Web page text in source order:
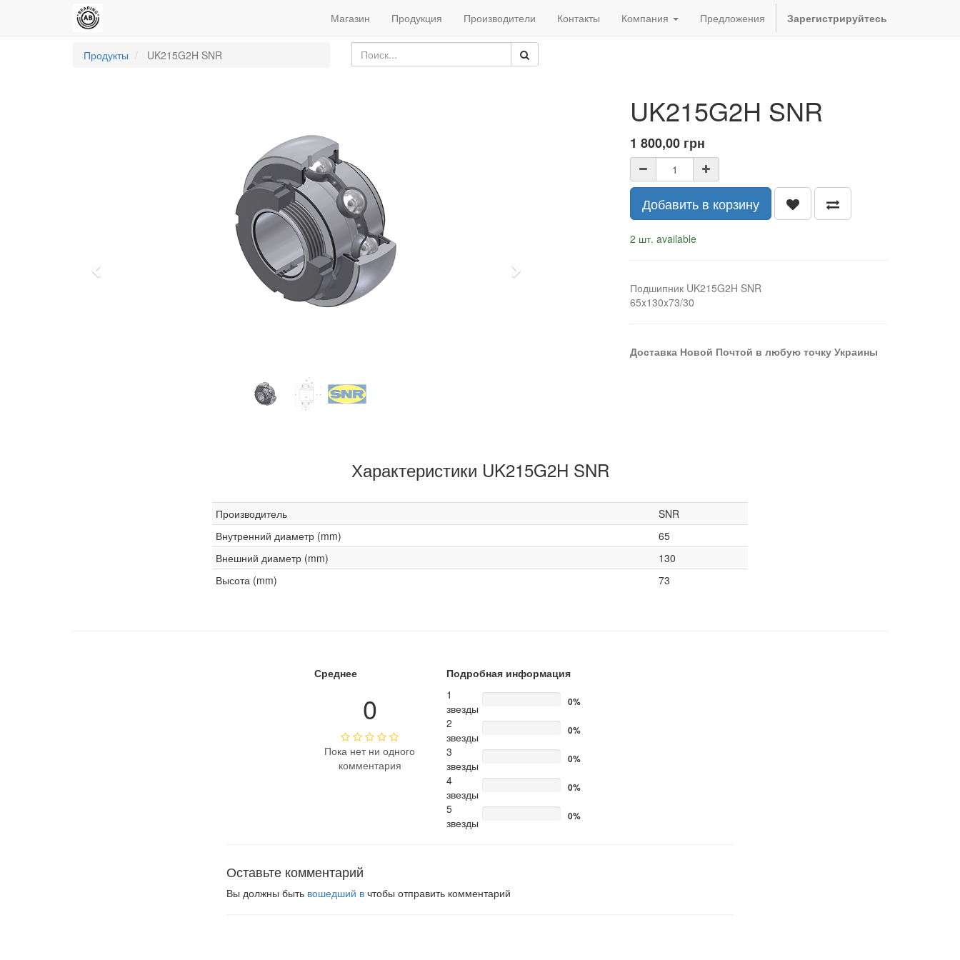
Магазин Продукция Производители Контакты Компания Предложения Зарегистрируйтесь
Продукты UK215G2H SNR
Next
UK215G2H SNR
1 800,00 грн
Добавить в корзину
2 шт. available
Подшипник UK215G2H SNR
65x130x73/30
Доставка Новой Почтой в любую точку Украины
Характеристики UK215G2H SNR
Производитель
SNR
Внутренний диаметр (mm)
65
Внешний диаметр (mm)
130
Высота (mm)
73
Среднее
0
Пока нет ни одного
комментария
Подробная информация
1
звезды
0%
2
звезды
0%
3
звезды
0%
4
звезды
0%
5
звезды
0%
Оставьте комментарий
Вы должны быть вошедший в чтобы отправить комментарий